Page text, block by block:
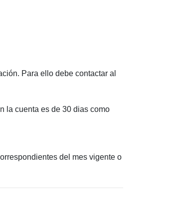
Para ello debe contactar al
la cuenta es de 30 dias como
del mes vigente o